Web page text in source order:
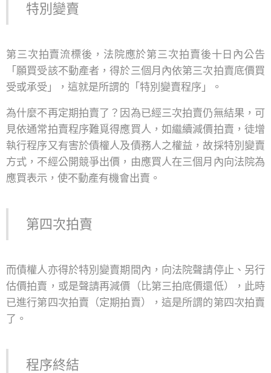
特別變賣
第三次拍賣流標後，法院應於第三次拍賣後十日內公告
「願買受該不動產者，得於三個月內依第三次拍賣底價買
受或承受」，這就是所謂的「特別變賣程序」。
為什麼不再定期拍賣了？因為已經三次拍賣仍無結果，可
見依通常拍賣程序難覓得應買人，如繼續減價拍賣，徒增
執行程序又有害於債權人及債務人之權益，故採特別變賣
方式，不經公開競爭出價，由應買人在三個月內向法院為
應買表示，使不動產有機會出賣。
第四次拍賣
而債權人亦得於特別變賣期間內，向法院聲請停止、另行
估價拍賣，或是聲請再減價（比第三拍底價還低），此時
已進行第四次拍賣（定期拍賣），這是所謂的第四次拍賣
了。
程序終結